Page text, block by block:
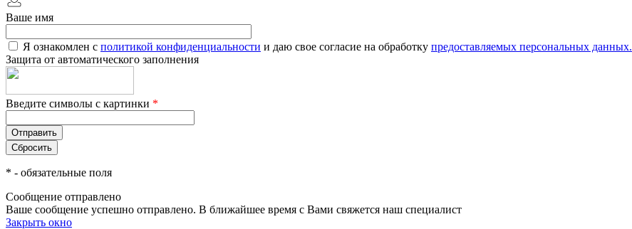
Ваше имя
Я ознакомлен с политикой конфиденциальности и даю свое согласие на обработку предоставляемых персональных данных.
Защита от автоматического заполнения
Введите символы с картинки *
* - обязательные поля
Сообщение отправлено
Ваше сообщение успешно отправлено. В ближайшее время с Вами свяжется наш специалист
Закрыть окно